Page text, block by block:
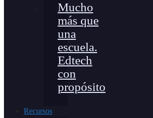
Mucho
más que
una
escuela.
Edtech
con
propósito
Recursos